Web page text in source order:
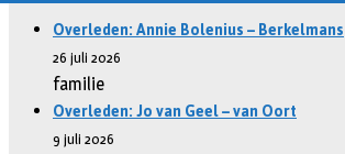
Overleden: Annie Bolenius – Berkelmans
26 juli 2026
familie
Overleden: Jo van Geel – van Oort
9 juli 2026